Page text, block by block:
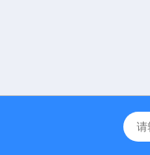
吞咽障碍神经和肌肉